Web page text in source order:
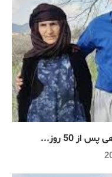
50 روز...